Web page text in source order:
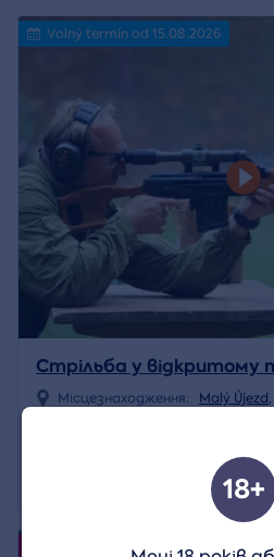
Volný termín od 15.08.2026
Стрільба у відкритому
Місцезнаходження: Malý Újezd,
18+